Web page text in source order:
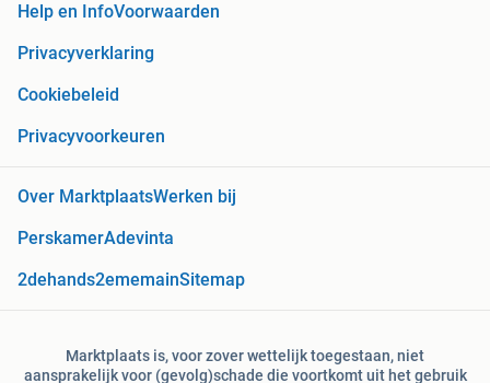
Help en InfoVoorwaarden
Privacyverklaring
Cookiebeleid
Privacyvoorkeuren
Over MarktplaatsWerken bij
PerskamerAdevinta
2dehands2ememainSitemap
Marktplaats is, voor zover wettelijk toegestaan, niet
aansprakelijk voor (gevolg)schade die voortkomt uit het gebruik